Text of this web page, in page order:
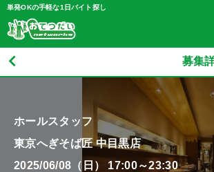
単発OKの手軽な1日バイト探し
募集
ホールスタッフ
東京へぎそば匠 中目黒店
2025/06/08（日） 17:00～23:30